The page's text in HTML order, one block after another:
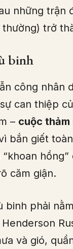
những trận
trở
binh
công nhân
can thiệp
– cuộc
bắn giết
căm giận.
binh phải
và gió,